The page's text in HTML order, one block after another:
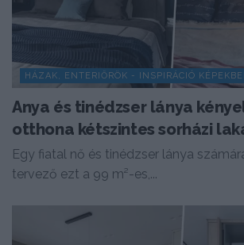
HÁZAK, ENTERIŐRÖK - INSPIRÁCIÓ
Anya és tinédzser lánya
otthona kétszintes sorházi
Egy fiatal nő és tinédzser lánya
tervező ezt a 99 m²-es,...